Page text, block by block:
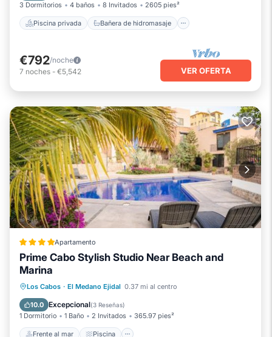
3 Dormitorios 4 baños 8 Invitados 2605 pies²
Piscina privada Bañera de hidromasaje
€792/noche
7 noches - €5,542 VER OFERTA
Apartamento
Prime Cabo Stylish Studio Near Beach and
Marina
Los Cabos · El Medano Ejidal 0.37 mi al centro
10.0 Excepcional(3 Reseñas)
1 Dormitorio 1 Baño 2 Invitados 365.97 pies²
Frente al mar Piscina
Frente al mar Piscina
Vista al mar
Balcón/Terraza